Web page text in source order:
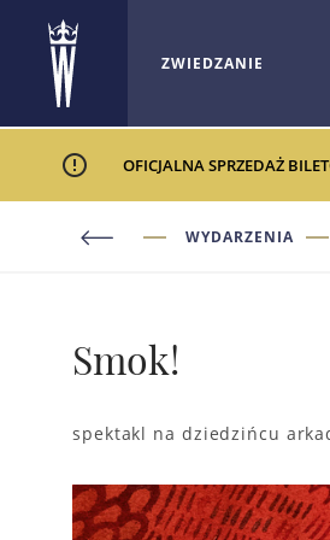
ZWIEDZANIE
OFICJALNA SPRZEDAŻ
WYDARZENIA
Smok!
spektakl na dziedzińcu